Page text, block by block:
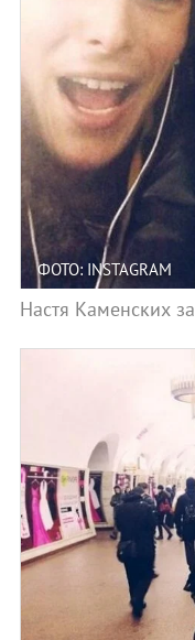
ФОТО: INSTAGRAM
Настя Каменских